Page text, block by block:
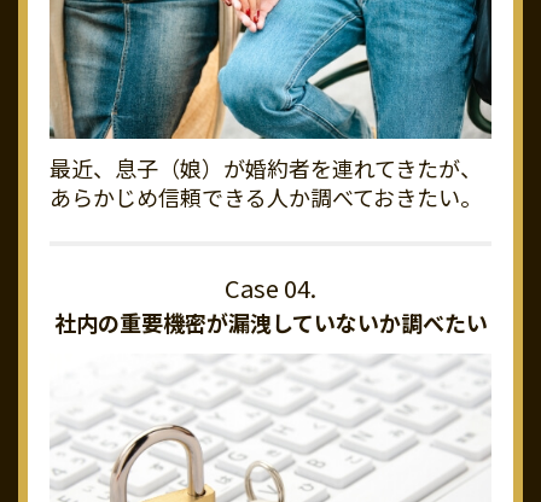
最近、息子（娘）が婚約者を連れてきたが、
あらかじめ信頼できる人か調べておきたい。
社内の重要機密が漏洩していないか調べたい